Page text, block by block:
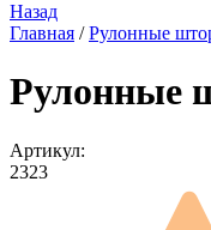
Назад
Главная / Рулонные
Рулонные
Артикул:
2323